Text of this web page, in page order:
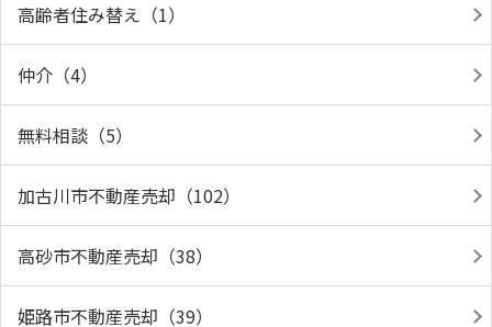
高齢者住み替え（1）
仲介（4）
無料相談（5）
加古川市不動産売却（102）
高砂市不動産売却（38）
姫路市不動産売却（39）